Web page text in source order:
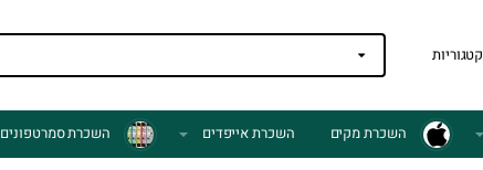
קטגוריות
השכרת מקים השכרת אייפדים השכרת סמרטפונים